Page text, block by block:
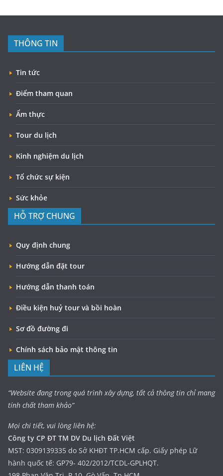
THÔNG TIN
Tin tức
Điểm tham quan
Ẩm thực
Tour du lịch
Kinh nghiệm du lịch
Tổ chức sự kiện
Sức khỏe
HỖ TRỢ CHUNG
Quy định chung
Hướng dẫn đặt tour
Hướng dẫn thanh toán
Điều kiện huỷ tour và bồi hoàn
Sơ đồ đường đi
Chính sách bảo mật thông tin
LIÊN HỆ
“Website đang trong quá trình xây dựng, tất cả thông tin chỉ mang
tính chất tham khảo”
Mọi chi tiết, vui lòng liên hệ:
Công ty CP ĐT TM DV Du lịch Đất Việt
MST: 0309139335 do Sở KHĐT TP.HCM cấp. Giấy phép Lữ
hành quốc tế: GP79- 402/2012/TCDL-GPLHQT.